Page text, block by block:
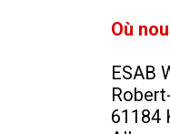
Où
ESAB
61184